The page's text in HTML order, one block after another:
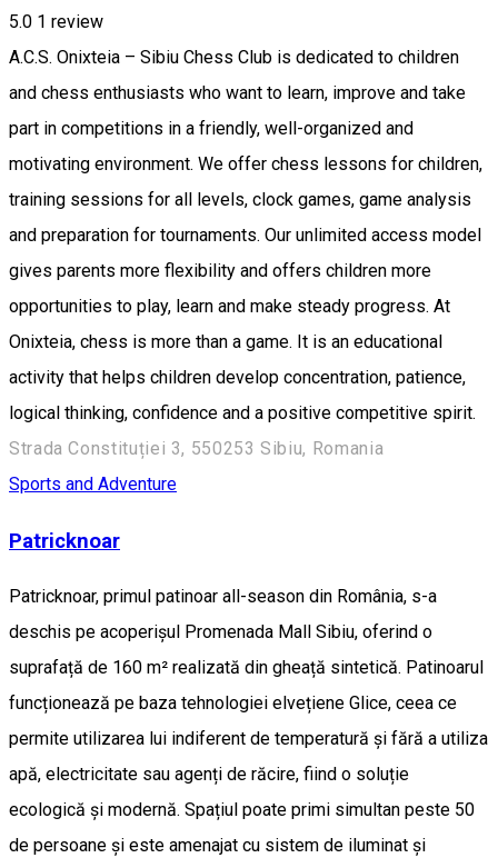
5.0 1 review
A.C.S. Onixteia – Sibiu Chess Club is dedicated to children
and chess enthusiasts who want to learn, improve and take
part in competitions in a friendly, well-organized and
motivating environment. We offer chess lessons for children,
training sessions for all levels, clock games, game analysis
and preparation for tournaments. Our unlimited access model
gives parents more flexibility and offers children more
opportunities to play, learn and make steady progress. At
Onixteia, chess is more than a game. It is an educational
activity that helps children develop concentration, patience,
logical thinking, confidence and a positive competitive spirit.
Strada Constituției 3, 550253 Sibiu, Romania
Sports and Adventure
Patricknoar
Patricknoar, primul patinoar all-season din România, s-a
deschis pe acoperișul Promenada Mall Sibiu, oferind o
suprafață de 160 m² realizată din gheață sintetică. Patinoarul
funcționează pe baza tehnologiei elvețiene Glice, ceea ce
permite utilizarea lui indiferent de temperatură și fără a utiliza
apă, electricitate sau agenți de răcire, fiind o soluție
ecologică și modernă. Spațiul poate primi simultan peste 50
de persoane și este amenajat cu sistem de iluminat și